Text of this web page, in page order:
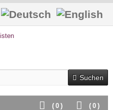
Suchen
( 0 )
( 0 )